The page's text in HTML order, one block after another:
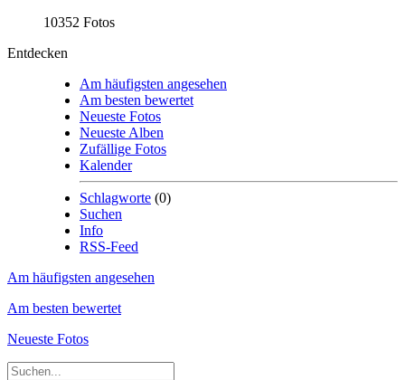
10352 Fotos
Entdecken
Am häufigsten angesehen
Am besten bewertet
Neueste Fotos
Neueste Alben
Zufällige Fotos
Kalender
Schlagworte (0)
Suchen
Info
RSS-Feed
Am häufigsten angesehen
Am besten bewertet
Neueste Fotos